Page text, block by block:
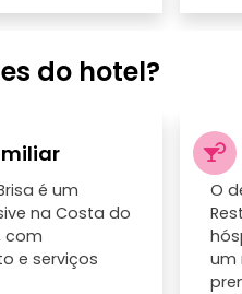
do hotel?
é um
na Costa do
com
e serviços
O
um